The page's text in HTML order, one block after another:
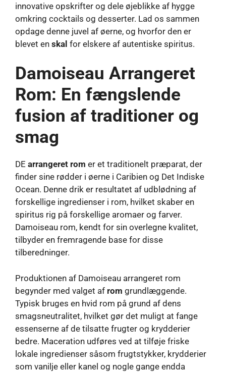
innovative opskrifter og dele øjeblikke af hygge
omkring cocktails og desserter. Lad os sammen
opdage denne juvel af øerne, og hvorfor den er
blevet en skal for elskere af autentiske spiritus.
Damoiseau Arrangeret
Rom: En fængslende
fusion af traditioner og
smag
DE arrangeret rom er et traditionelt præparat, der
finder sine rødder i øerne i Caribien og Det Indiske
Ocean. Denne drik er resultatet af udblødning af
forskellige ingredienser i rom, hvilket skaber en
spiritus rig på forskellige aromaer og farver.
Damoiseau rom, kendt for sin overlegne kvalitet,
tilbyder en fremragende base for disse
tilberedninger.
Produktionen af ​​Damoiseau arrangeret rom
begynder med valget af rom grundlæggende.
Typisk bruges en hvid rom på grund af dens
smagsneutralitet, hvilket gør det muligt at fange
essenserne af de tilsatte frugter og krydderier
bedre. Maceration udføres ved at tilføje friske
lokale ingredienser såsom frugtstykker, krydderier
som vanilje eller kanel og nogle gange endda